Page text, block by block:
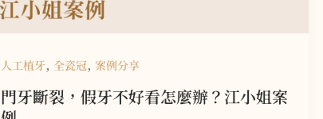
人工植牙, 全瓷冠, 案例分享
門牙斷裂，假牙不好看怎麼辦？ 江小姐案